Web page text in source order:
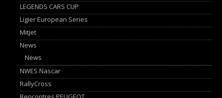
LEGENDS CARS CUP
Ligier European Series
Mitjet
News
News
NWES Nascar
RallyCross